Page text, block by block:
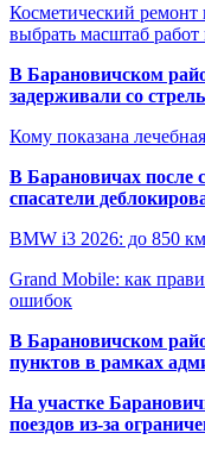
Косметический ремонт
выбрать масштаб работ
В Барановичском
задерживали со
Кому показана
В Барановичах после
спасатели
BMW i3 2026: до 850 км
Grand Mobile: как
ошибок
В Барановичском
пунктов в рамках
На участке
поездов из-за